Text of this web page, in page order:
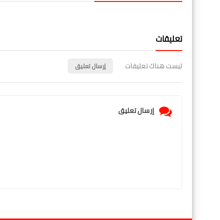
تعليقات
ليست هناك تعليقات إرسال تعليق
إرسال تعليق